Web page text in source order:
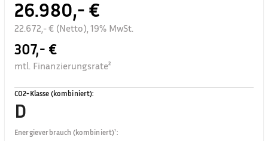
26.980,- €
22.672,- € (Netto), 19% MwSt.
307,- €
mtl. Finanzierungsrate²
CO2-Klasse (kombiniert):
D
Energieverbrauch (kombiniert)¹: